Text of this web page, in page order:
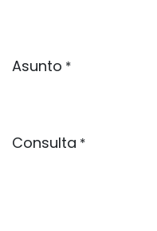
Asunto *
Consulta *